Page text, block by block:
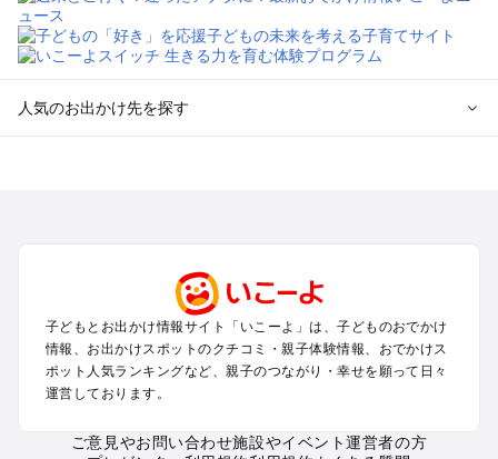
人気のお出かけ先を探す
関西のプールおでかけ
中国･四国のプールおでかけ
九州･沖縄のプールおでかけ
定番お出かけスポット
子どもとお出かけ情報サイト「いこーよ」は、子どものおでかけ
情報、お出かけスポットのクチコミ・親子体験情報、おでかけス
ポット人気ランキングなど、親子のつながり・幸せを願って日々
運営しております。
ご意見やお問い合わせ施設やイベント運営者の方